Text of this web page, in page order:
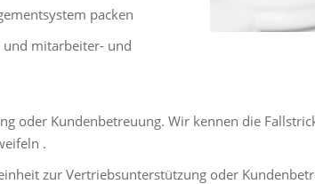
packen
und mitarbeiter- und
oder Kundenbetreuung. Wir kennen die
.
zur Vertriebsunterstützung oder